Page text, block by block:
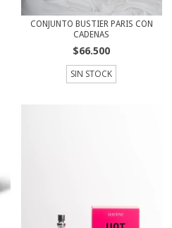
CONJUNTO BUSTIER PARIS CON
CADENAS
$66.500
SIN STOCK